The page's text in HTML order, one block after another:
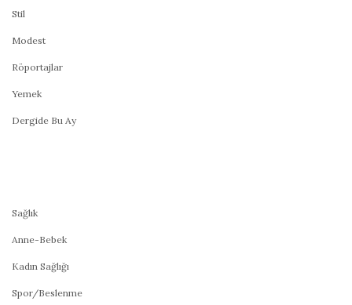
Stil
Modest
Röportajlar
Yemek
Dergide Bu Ay
Sağlık
Anne-Bebek
Kadın Sağlığı
Spor/Beslenme